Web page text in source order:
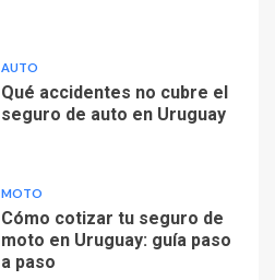
AUTO
Qué accidentes no cubre el
seguro de auto en Uruguay
MOTO
Cómo cotizar tu seguro de
moto en Uruguay: guía paso
a paso